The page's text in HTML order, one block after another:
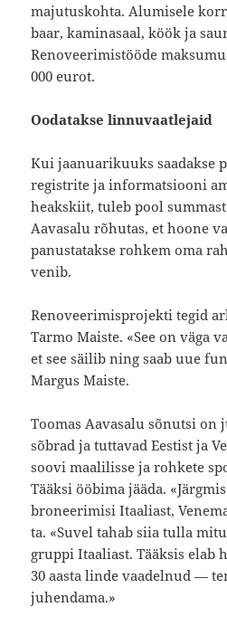
majutuskohta. Alumisele
baar, kaminasaal, köök ja
Renoveerimistööde
000 eurot.
Oodatakse linnuvaatlejaid
Kui jaanuarikuuks saadakse
registrite ja informatsiooni
heakskiit, tuleb pool
Aavasalu rõhutas, et hoone
panustatakse rohkem oma
venib.
Renoveerimisprojekti tegid
Tarmo Maiste. «See on väga
et see säilib ning saab uue
Margus Maiste.
Toomas Aavasalu sõnutsi on
sõbrad ja tuttavad Eestist ja
soovi maalilisse ja rohkete
Tääksi ööbima jääda.
broneerimisi Itaaliast,
ta. «Suvel tahab siia tulla
gruppi Itaaliast. Tääksis elab
30 aasta linde vaadelnud —
juhendama.»